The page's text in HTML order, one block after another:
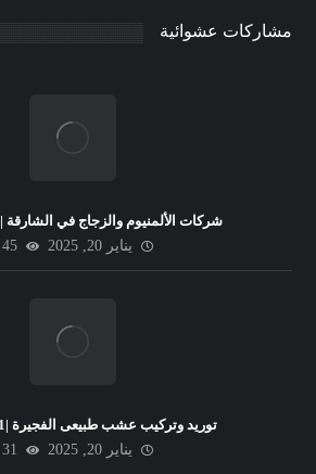
مشاركات عشوائية
شركات الألمنيوم والزجاج في الشارقة |0506691641
يناير 20, 2025
45
توريد وتركيب عشب طبيعى الفجيرة |0506691641
يناير 20, 2025
31